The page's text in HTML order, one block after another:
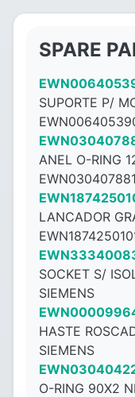
SPARE
SUPORTE P/
ANEL O-RING
LANCADOR
SOCKET S/
SIEMENS
HASTE
SIEMENS
O-RING 90X2